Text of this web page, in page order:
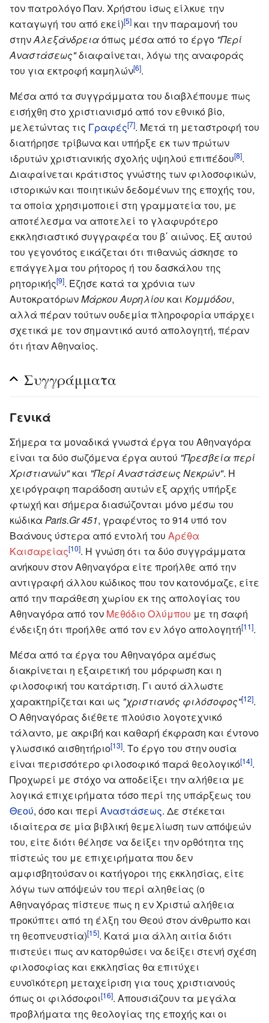
τον πατρολόγο Παν. Χρήστου ίσως είλκυε την
καταγωγή του από εκεί)[5] και την παραμονή του
στηνΑλεξάνδρειαόπως μέσα από το έργο "Περί
Αναστάσεως"διαφαίνεται, λόγω της αναφοράς
του για εκτροφή καμηλών[6].
Μέσα από τα συγγράμματα του διαβλέπουμε πως
εισήχθη στο χριστιανισμό από τον εθνικό βίο,
μελετώντας τις Γραφές[7]. Μετά τη μεταστροφή του
διατήρησε τρίβωνα και υπήρξε εκ των πρώτων
ιδρυτών χριστιανικής σχολής υψηλού επιπέδου[8].
Διαφαίνεται κράτιστος γνώστης των φιλοσοφικών,
ιστορικών και ποιητικών δεδομένων της εποχής του,
τα οποία χρησιμοποιεί στη γραμματεία του, με
αποτέλεσμα να αποτελεί το γλαφυρότερο
εκκλησιαστικό συγγραφέα του β΄ αιώνος. Εξ αυτού
του γεγονότος εικάζεται ότι πιθανώς άσκησε το
επάγγελμα του ρήτορος ή του δασκάλου της
ρητορικής[9]. Έζησε κατά τα χρόνια των
ΑυτοκρατόρωνΜάρκου Αυρηλίου και Κομμόδου,
αλλά πέραν τούτων ουδεμία πληροφορία υπάρχει
σχετικά με τον σημαντικό αυτό απολογητή, πέραν
ότι ήταν Αθηναίος.
Συγγράμματα
Γενικά
Σήμερα τα μοναδικά γνωστά έργα του Αθηναγόρα
είναι τα δύο σωζόμενα έργα αυτού "Πρεσβεία περί
Χριστιανών"και "Περί Αναστάσεως Νεκρών". Η
χειρόγραφη παράδοση αυτών εξ αρχής υπήρξε
φτωχή και σήμερα διασώζονται μόνο μέσω του
κώδικα Paris.Gr 451, γραφέντος το 914 υπό τον
Βαάνους ύστερα από εντολή του Αρέθα
Καισαρείας[10]. Η γνώση ότι τα δύο συγγράμματα
ανήκουν στον Αθηναγόρα είτε προήλθε από την
αντιγραφή άλλου κώδικος που τον κατονόμαζε, είτε
από την παράθεση χωρίου εκ της απολογίας του
Αθηναγόρα από τον Μεθόδιο Ολύμπου με τη σαφή
ένδειξη ότι προήλθε από τον εν λόγο απολογητή[11].
Μέσα από τα έργα του Αθηναγόρα αμέσως
διακρίνεται η εξαιρετική του μόρφωση και η
φιλοσοφική του κατάρτιση. Γι αυτό άλλωστε
χαρακτηρίζεται και ως "χριστιανός φιλόσοφος"[12].
Ο Αθηναγόρας διέθετε πλούσιο λογοτεχνικό
τάλαντο, με ακριβή και καθαρή έκφραση και έντονο
γλωσσικό αισθητήριο[13]. Το έργο του στην ουσία
είναι περισσότερο φιλοσοφικό παρά θεολογικό[14].
Προχωρεί με στόχο να αποδείξει την αλήθεια με
λογικά επιχειρήματα τόσο περί της υπάρξεως του
Θεού, όσο και περί Αναστάσεως. Δε στέκεται
ιδιαίτερα σε μία βιβλική θεμελίωση των απόψεών
του, είτε διότι θέλησε να δείξει την ορθότητα της
πίστεώς του με επιχειρήματα που δεν
αμφισβητούσαν οι κατήγοροι της εκκλησίας, είτε
λόγω των απόψεών του περί αληθείας (ο
Αθηναγόρας πίστευε πως η εν Χριστώ αλήθεια
προκύπτει από τη έλξη του Θεού στον άνθρωπο και
τη θεοπνευστία)[15]. Κατά μια άλλη αιτία διότι
πιστεύει πως αν κατορθώσει να δείξει στενή σχέση
φιλοσοφίας και εκκλησίας θα επιτύχει
ευνοϊκότερη μεταχείριση για τους χριστιανούς
όπως οι φιλόσοφοι[16]. Απουσιάζουν τα μεγάλα
προβλήματα της θεολογίας της εποχής και οι